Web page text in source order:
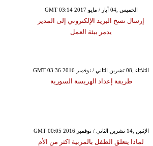
GMT 03:14 2017 الخميس ,04 أيار / مايو
إرسال نسخ البريد الإلكتروني إلى المدير
يدمر بيئة العمل
GMT 03:36 2016 الثلاثاء ,08 تشرين الثاني / نوفمبر
طريقة إعداد الهريسة السورية
GMT 00:05 2016 الإثنين ,14 تشرين الثاني / نوفمبر
لماذا يتعلق الطفل بالمربية اكثر من الأم